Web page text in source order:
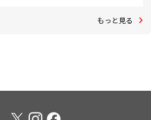
もっと見る